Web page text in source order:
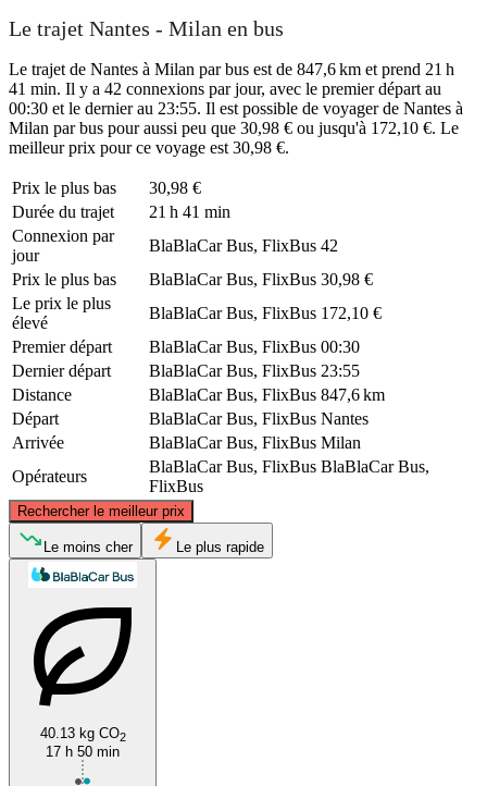
Le trajet Nantes - Milan en bus
Le trajet de Nantes à Milan par bus est de 847,6 km et prend 21 h
41 min. Il y a 42 connexions par jour, avec le premier départ au
00:30 et le dernier au 23:55. Il est possible de voyager de Nantes à
Milan par bus pour aussi peu que 30,98 € ou jusqu'à 172,10 €. Le
meilleur prix pour ce voyage est 30,98 €.
Prix ​​le plus bas
30,98 €
Durée du trajet
21 h 41 min
Connexion par
jour
BlaBlaCar Bus, FlixBus 42
Prix ​​le plus bas
BlaBlaCar Bus, FlixBus 30,98 €
Le prix le plus
élevé
BlaBlaCar Bus, FlixBus 172,10 €
Premier départ
BlaBlaCar Bus, FlixBus 00:30
Dernier départ
BlaBlaCar Bus, FlixBus 23:55
Distance
BlaBlaCar Bus, FlixBus 847,6 km
Départ
BlaBlaCar Bus, FlixBus Nantes
Arrivée
BlaBlaCar Bus, FlixBus Milan
Opérateurs
BlaBlaCar Bus, FlixBus BlaBlaCar Bus,
FlixBus
Rechercher le meilleur prix
Nantes
Le moins cher Le plus rapide
40.13 kg CO2
17 h 50 min